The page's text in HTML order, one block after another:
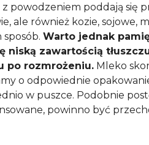
powodzeniem poddają się
ale również kozie, sojowe,
Warto jednak
niską zawartością
po rozmrożeniu. Mleko
o odpowiednie
w puszce. Podobnie
powinno być